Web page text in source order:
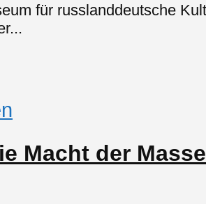
für russlanddeutsche
Macht der